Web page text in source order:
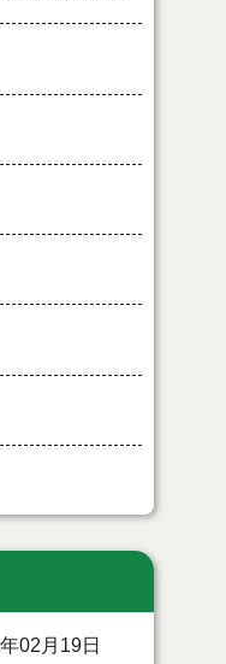
02月19日